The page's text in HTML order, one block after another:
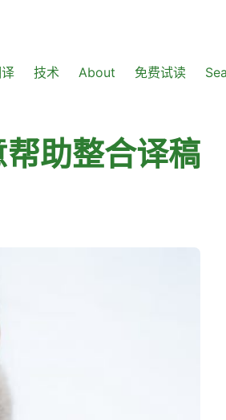
技术 About 免费试读
帮助整合译稿